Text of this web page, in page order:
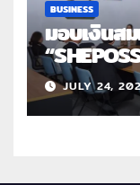
BUSINESS
มอบเงินส
เสริมสถา
สากล
JULY 24,